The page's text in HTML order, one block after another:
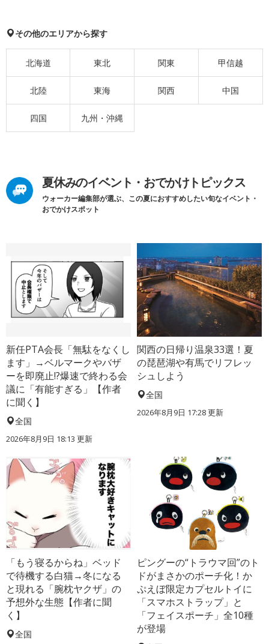
その他のエリアから探す
北海道 東北 関東 甲信越
北陸 東海 関西 中国
四国 九州・沖縄
夏休みのイベント・おでかけトピックス
ウォーカー編集部が選ぶ、この夏におすすめしたい旬なイベント・
おでかけスポット
新任PTA会長「無駄をなくし
ます」→ベルマークやバザ
ーを即廃止!?爆速で終わる会
議に「有能すぎる」【作者
に聞く】
全国
2026年8月9日 18:13 更新
関西の日帰り温泉33選！夏
の琵琶湖や有馬でリフレッ
シュしよう
全国
2026年8月9日 17:28更新
「もう寝るからね」ベッド
で待機する白猫→冬になる
と現れる「腕枕ヤクザ」の
予想外な生態【作者に聞
く】
全国
ピングーの“トラウマ回”のト
ドがまさかのポーチ化！か
ぷえぼ限定カプセルトイに
「スマホストラップ」と
「フェイスポーチ」全10種
が登場